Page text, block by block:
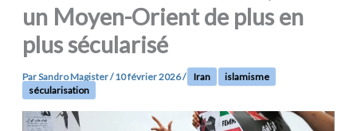
un Moyen-Orient de plus en
plus sécularisé
ParSandro Magister/10 février 2026/ Iran
islamisme
sécularisation